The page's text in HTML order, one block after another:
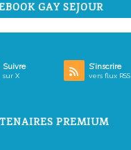
GAY SEJOUR
Suivre
sur X
S’inscrire
vers flux RSS
PREMIUM